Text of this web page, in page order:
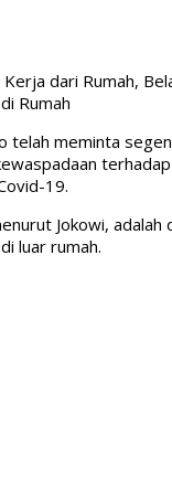
Kerja dari Rumah,
Rumah
telah meminta
19.
Jokowi, adalah
luar rumah.